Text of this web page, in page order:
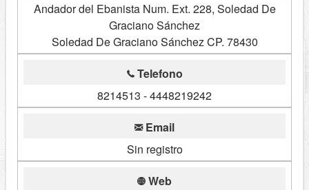
Andador del Ebanista Num. Ext. 228, Soledad De
Graciano Sánchez
Soledad De Graciano Sánchez CP. 78430
Telefono
8214513 - 4448219242
Email
Sin registro
Web